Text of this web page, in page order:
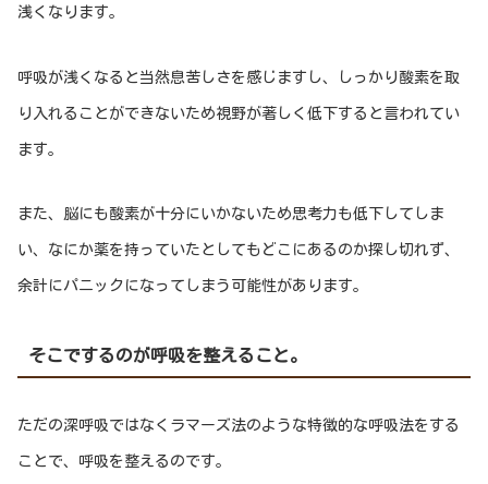
浅くなります。
呼吸が浅くなると当然息苦しさを感じますし、しっかり酸素を取
り入れることができないため視野が著しく低下すると言われてい
ます。
また、脳にも酸素が十分にいかないため思考力も低下してしま
い、なにか薬を持っていたとしてもどこにあるのか探し切れず、
余計にパニックになってしまう可能性があります。
そこでするのが呼吸を整えること。
ただの深呼吸ではなくラマーズ法のような特徴的な呼吸法をする
ことで、呼吸を整えるのです。